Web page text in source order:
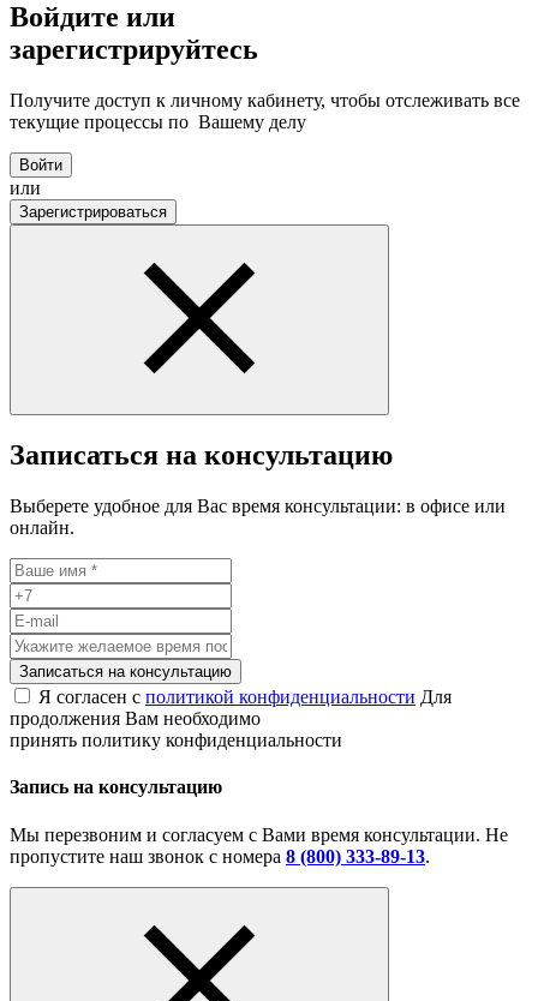
Войдите или
зарегистрируйтесь
Получите доступ к личному кабинету, чтобы отслеживать все
текущие процессы по Вашему делу
Войти
или
Зарегистрироваться
Записаться на консультацию
Выберете удобное для Вас время консультации: в офисе или
онлайн.
Записаться на консультацию
Я согласен с политикой конфиденциальности Для
продолжения Вам необходимо
принять политику конфиденциальности
Запись на консультацию
Мы перезвоним и согласуем с Вами время консультации. Не
пропустите наш звонок с номера 8 (800) 333-89-13.